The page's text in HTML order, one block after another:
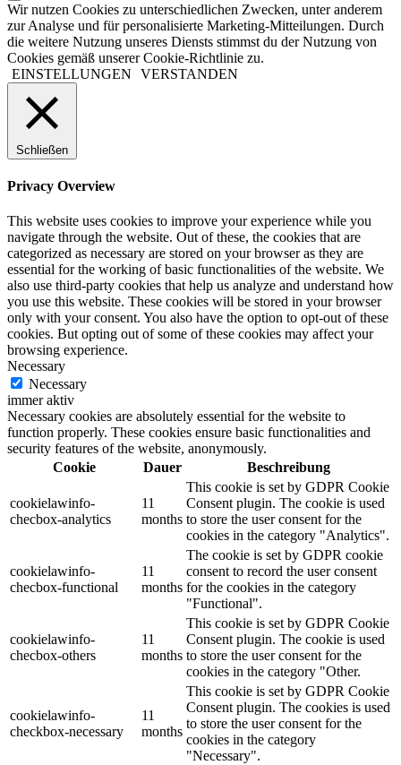
Wir nutzen Cookies zu unterschiedlichen Zwecken, unter anderem
zur Analyse und für personalisierte Marketing-Mitteilungen. Durch
die weitere Nutzung unseres Diensts stimmst du der Nutzung von
Cookies gemäß unserer Cookie-Richtlinie zu.
EINSTELLUNGEN
VERSTANDEN
Schließen
Privacy Overview
This website uses cookies to improve your experience while you
navigate through the website. Out of these, the cookies that are
categorized as necessary are stored on your browser as they are
essential for the working of basic functionalities of the website. We
also use third-party cookies that help us analyze and understand how
you use this website. These cookies will be stored in your browser
only with your consent. You also have the option to opt-out of these
cookies. But opting out of some of these cookies may affect your
browsing experience.
Necessary
Necessary
immer aktiv
Necessary cookies are absolutely essential for the website to
function properly. These cookies ensure basic functionalities and
security features of the website, anonymously.
Cookie
Dauer Beschreibung
cookielawinfo-
checbox-analytics
11
months
This cookie is set by GDPR Cookie
Consent plugin. The cookie is used
to store the user consent for the
cookies in the category "Analytics".
cookielawinfo-
checbox-functional
11
months
The cookie is set by GDPR cookie
consent to record the user consent
for the cookies in the category
"Functional".
cookielawinfo-
checbox-others
11
months
This cookie is set by GDPR Cookie
Consent plugin. The cookie is used
to store the user consent for the
cookies in the category "Other.
cookielawinfo-
checkbox-necessary
11
months
This cookie is set by GDPR Cookie
Consent plugin. The cookies is used
to store the user consent for the
cookies in the category
"Necessary".